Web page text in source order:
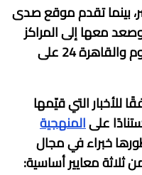
بينما تقدم موقع صدى
معها إلى المراكز
الأولى موقعي بوابة المصري اليوم والقاهرة 24 على
للأخبار التي قيّمها
علىالمنهجية
خبراء في مجال
ثلاثة معايير أساسية: